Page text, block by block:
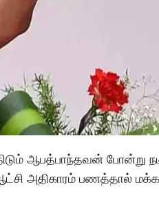
ஆபத்பாந்தவன் போன்று
அதிகாரம் பணத்தால்